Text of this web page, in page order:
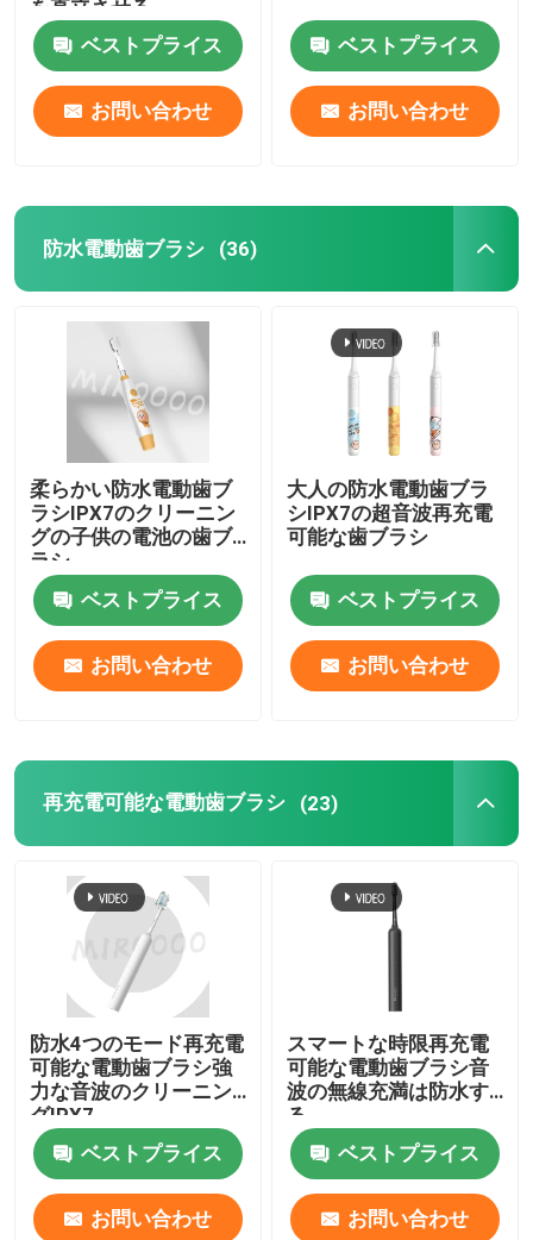
わたしたち に つい て
工場 ツアー
連絡 ください
引金 を 求め て ください
口頭心配の電動歯ブラシ
防水電動歯ブラシ
再充電可能な電動歯ブラシ
大人の電動歯ブラシ
スマートな電動歯ブラシ
を直立させる
ベストプライス
お問い合わせ
ベストプライス
お問い合わせ
防水電動歯ブラシ (36)
柔らかい防水電動歯ブ
ラシIPX7のクリーニン
グの子供の電池の歯ブ
ラシ
ベストプライス
お問い合わせ
大人の防水電動歯ブラ
シIPX7の超音波再充電
可能な歯ブラシ
ベストプライス
お問い合わせ
再充電可能な電動歯ブラシ (23)
防水4つのモード再充電
可能な電動歯ブラシ強
力な音波のクリーニン
グIPX7
ベストプライス
お問い合わせ
スマートな時限再充電
可能な電動歯ブラシ音
波の無線充満は防水す
る
ベストプライス
お問い合わせ